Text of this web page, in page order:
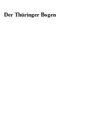
Der Thüringer Bogen